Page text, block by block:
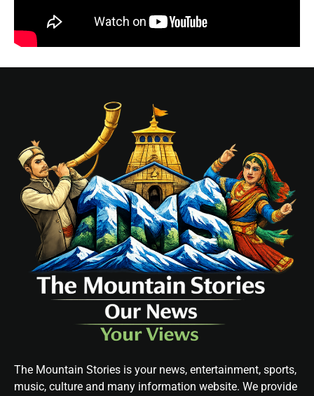
The Mountain Stories is your news, entertainment, sports,
music, culture and many information website. We provide